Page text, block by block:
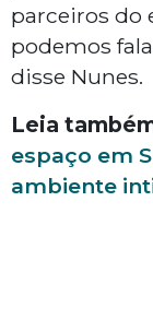
parceiros do
podemos
disse Nunes.
Leia
espaço em
ambiente